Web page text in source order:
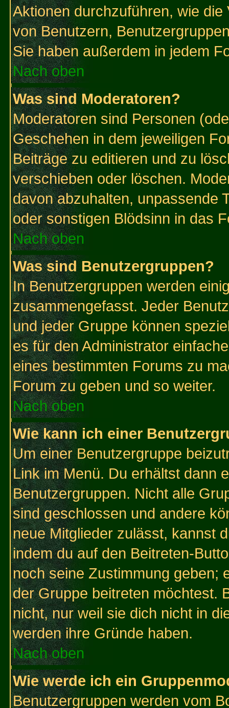
Aktionen durchzuführen, wie
von Benutzern,
Sie haben außerdem in jedem
Nach oben
Was sind Moderatoren?
Moderatoren sind Personen
Geschehen in dem jeweiligen
Beiträge zu editieren und zu
verschieben oder löschen.
davon abzuhalten, unpassende
oder sonstigen Blödsinn in das
Nach oben
Was sind Benutzergruppen?
In Benutzergruppen werden
zusammengefasst. Jeder
und jeder Gruppe können
es für den Administrator
eines bestimmten Forums zu
Forum zu geben und so weiter.
Nach oben
Wie kann ich einer
Um einer Benutzergruppe
Link im Menü. Du erhältst dann
Benutzergruppen. Nicht alle
sind geschlossen und andere
neue Mitglieder zulässt, kannst
indem du auf den Beitreten-
noch seine Zustimmung geben;
der Gruppe beitreten möchtest.
nicht, nur weil sie dich nicht in
werden ihre Gründe haben.
Nach oben
Wie werde ich ein
Benutzergruppen werden vom